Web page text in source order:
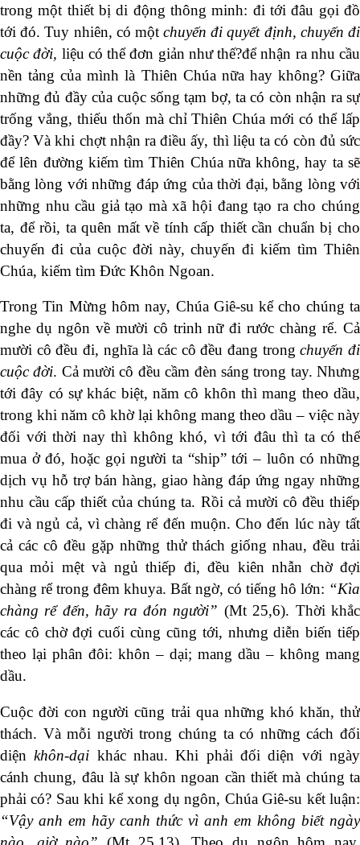
trong một thiết bị di động thông minh: đi tới đâu gọi đồ
tới đó. Tuy nhiên, có mộtchuyến đi quyết định, chuyến đi
cuộc đời, liệu có thể đơn giản như thế?để nhận ra nhu cầu
nền tảng của mình là Thiên Chúa nữa hay không? Giữa
những đủ đầy của cuộc sống tạm bợ, ta có còn nhận ra sự
trống vắng, thiếu thốn mà chỉ Thiên Chúa mới có thể lấp
đầy? Và khi chợt nhận ra điều ấy, thì liệu ta có còn đủ sức
để lên đường kiếm tìm Thiên Chúa nữa không, hay ta sẽ
bằng lòng với những đáp ứng của thời đại, bằng lòng với
những nhu cầu giả tạo mà xã hội đang tạo ra cho chúng
ta, để rồi, ta quên mất về tính cấp thiết cần chuẩn bị cho
chuyến đi của cuộc đời này, chuyến đi kiếm tìm Thiên
Chúa, kiếm tìm Đức Khôn Ngoan.
Trong Tin Mừng hôm nay, Chúa Giê-su kể cho chúng ta
nghe dụ ngôn về mười cô trinh nữ đi rước chàng rể. Cả
mười cô đều đi, nghĩa là các cô đều đang trongchuyến đi
cuộc đời. Cả mười cô đều cầm đèn sáng trong tay. Nhưng
tới đây có sự khác biệt, năm cô khôn thì mang theo dầu,
trong khi năm cô khờ lại không mang theo dầu – việc này
đối với thời nay thì không khó, vì tới đâu thì ta có thể
mua ở đó, hoặc gọi người ta “ship” tới – luôn có những
dịch vụ hỗ trợ bán hàng, giao hàng đáp ứng ngay những
nhu cầu cấp thiết của chúng ta. Rồi cả mười cô đều thiếp
đi và ngủ cả, vì chàng rể đến muộn. Cho đến lúc này tất
cả các cô đều gặp những thử thách giống nhau, đều trải
qua mỏi mệt và ngủ thiếp đi, đều kiên nhẫn chờ đợi
chàng rể trong đêm khuya. Bất ngờ, có tiếng hô lớn: “Kìa
chàng rể đến, hãy ra đón người” (Mt 25,6). Thời khắc
các cô chờ đợi cuối cùng cũng tới, nhưng diễn biến tiếp
theo lại phân đôi: khôn – dại; mang dầu – không mang
dầu.
Cuộc đời con người cũng trải qua những khó khăn, thử
thách. Và mỗi người trong chúng ta có những cách đối
diệnkhôn-dại khác nhau. Khi phải đối diện với ngày
cánh chung, đâu là sự khôn ngoan cần thiết mà chúng ta
phải có? Sau khi kể xong dụ ngôn, Chúa Giê-su kết luận:
“Vậy anh em hãy canh thức vì anh em không biết ngày